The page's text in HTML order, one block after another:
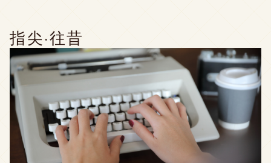
指尖·往昔